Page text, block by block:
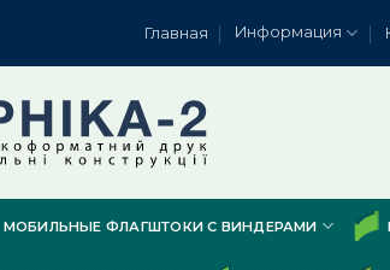
Главная Информация
МОБИЛЬНЫЕ ФЛАГШТОКИ С ВИНДЕРАМИ